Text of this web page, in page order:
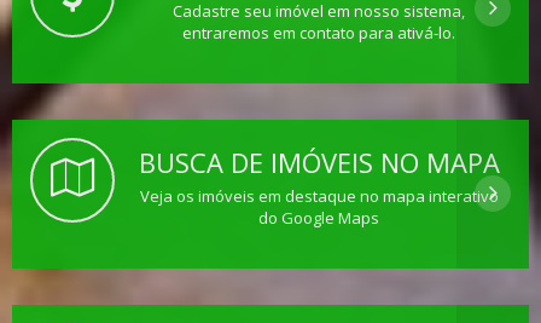
Cadastre seu imóvel em nosso sistema,
entraremos em contato para ativá-lo.
BUSCA DE IMÓVEIS NO MAPA
Veja os imóveis em destaque no mapa interativo
do Google Maps